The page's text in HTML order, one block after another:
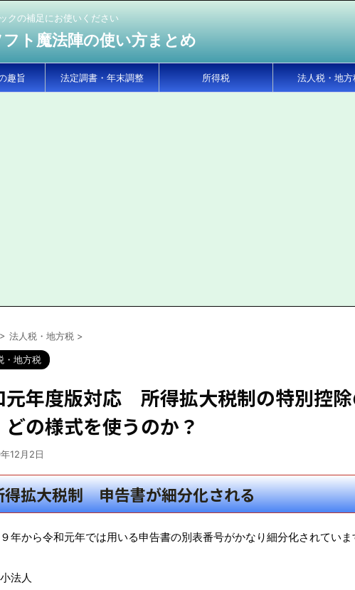
クの補足にお使いください
ト魔法陣の使い方まとめ
趣旨 法定調書・年末調整 所得税 法人税・地方
> 法人税・地方税 >
・地方税
元年度版対応 所得拡大税制の特別控
の様式を使うのか？
12月2日
得拡大税制 申告書が細分化される
年から令和元年では用いる申告書の別表番号がかなり細分化されていま
法人